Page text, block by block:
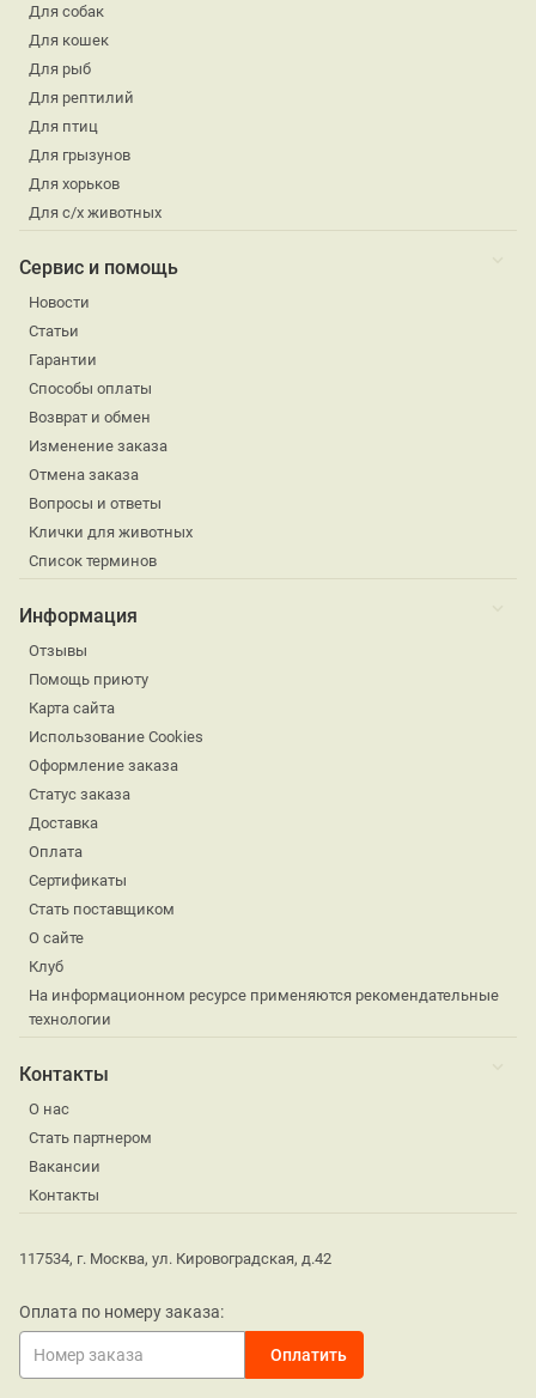
Для собак
Для кошек
Для рыб
Для рептилий
Для птиц
Для грызунов
Для хорьков
Для с/х животных
Сервис и помощь
Новости
Статьи
Гарантии
Способы оплаты
Возврат и обмен
Изменение заказа
Отмена заказа
Вопросы и ответы
Клички для животных
Список терминов
Информация
Отзывы
Помощь приюту
Карта сайта
Использование Cookies
Оформление заказа
Статус заказа
Доставка
Оплата
Сертификаты
Стать поставщиком
О сайте
Клуб
На информационном ресурсе применяются рекомендательные
технологии
Контакты
О нас
Стать партнером
Вакансии
Контакты
117534, г. Москва, ул. Кировоградская, д.42
Оплата по номеру заказа: